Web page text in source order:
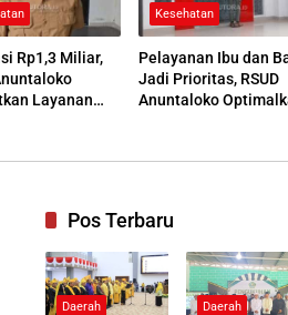
Rp1,3 Miliar,
Layanan
Kesehatan
Pelayanan Ibu dan
Jadi Prioritas, RSUD
Anuntaloko
Pos Terbaru
Daerah Daerah